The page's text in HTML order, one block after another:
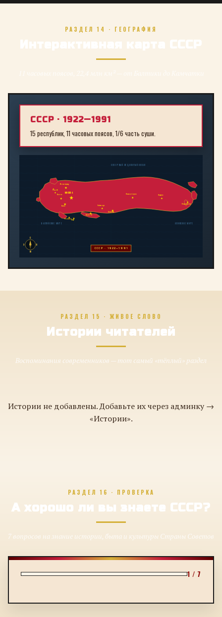
РАЗДЕЛ 14 · ГЕОГРАФИЯ
Интерактивная карта СССР
СССР · 1922—1991
15 республик, 11 часовых поясов, 1/6 часть суши.
МОСКВА
Ленинград
Киев
Минск
Ташкент
Алма-Ата
Байконур
Новосибирск Иркутск
Владивосток
ТбилисиБаку
Рига
С
Ю
З
В
СССР · 1922—1991
БАЛТИЙСКОЕ МОРЕ
СЕВЕРНЫЙ ЛЕДОВИТЫЙ ОКЕАН
ЯПОНСКОЕ МОРЕ
РАЗДЕЛ 15 · ЖИВОЕ СЛОВО
Истории читателей
Воспоминания современников — тот самый «тёплый» раздел
Истории не добавлены. Добавьте их через админку →
«Истории».
РАЗДЕЛ 16 · ПРОВЕРКА
А хорошо ли вы знаете СССР?
7 вопросов на знание истории, быта и культуры Страны Советов
1 / 7